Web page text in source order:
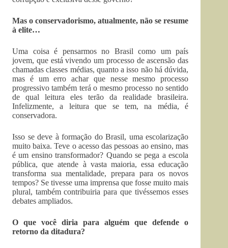
Mas o conservadorismo, atualmente, não se resume
à elite…
Uma coisa é pensarmos no Brasil como um país
jovem, que está vivendo um processo de ascensão das
chamadas classes médias, quanto a isso não há dúvida,
mas é um erro achar que nesse mesmo processo
progressivo também terá o mesmo processo no sentido
de qual leitura eles terão da realidade brasileira.
Infelizmente, a leitura que se tem, na média, é
conservadora.
Isso se deve à formação do Brasil, uma escolarização
muito baixa. Teve o acesso das pessoas ao ensino, mas
é um ensino transformador? Quando se pega a escola
pública, que atende à vasta maioria, essa educação
transforma sua mentalidade, prepara para os novos
tempos? Se tivesse uma imprensa que fosse muito mais
plural, também contribuiria para que tivéssemos esses
debates ampliados.
O que você diria para alguém que defende o
retorno da ditadura?